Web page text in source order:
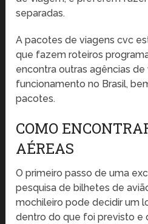
separadas.
A pacotes de viagens cvc
que fazem roteiros
encontra outras agências
funcionamento no Brasil,
pacotes.
COMO
AÉREAS
O primeiro passo de uma
pesquisa de bilhetes de
mochileiro pode decidir um
dentro do que foi previsto e